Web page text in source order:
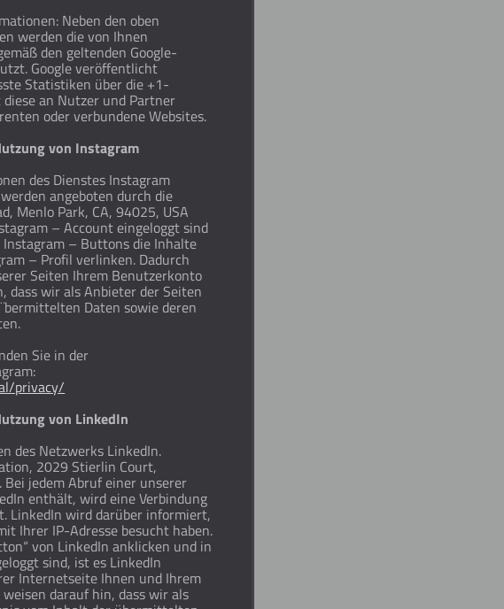
Neben den oben
werden die von Ihnen
den geltenden Google-
Google veröffentlicht
Statistiken über die +1-
an Nutzer und Partner
oder verbundene Websites.
von Instagram
des Dienstes Instagram
angeboten durch die
Menlo Park, CA, 94025, USA
– Account eingeloggt sind
– Buttons die Inhalte
– Profil verlinken. Dadurch
Seiten Ihrem Benutzerkonto
dass wir als Anbieter der Seiten
Daten sowie deren
Sie in der
privacy/
von LinkedIn
des Netzwerks LinkedIn.
2029 Stierlin Court,
jedem Abruf einer unserer
enthält, wird eine Verbindung
LinkedIn wird darüber informiert,
Ihrer IP-Adresse besucht haben.
von LinkedIn anklicken und in
sind, ist es LinkedIn
Internetseite Ihnen und Ihrem
darauf hin, dass wir als